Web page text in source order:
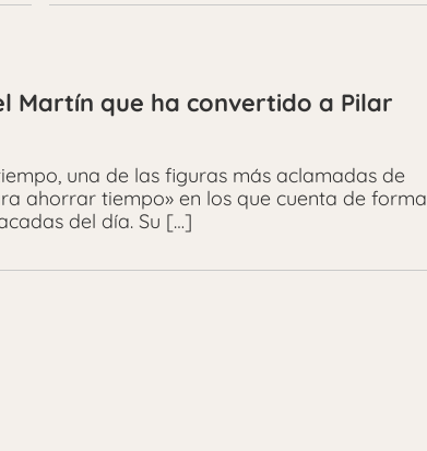
Martín que ha convertido a Pilar
una de las figuras más aclamadas de
ahorrar tiempo» en los que cuenta de forma
del día. Su […]